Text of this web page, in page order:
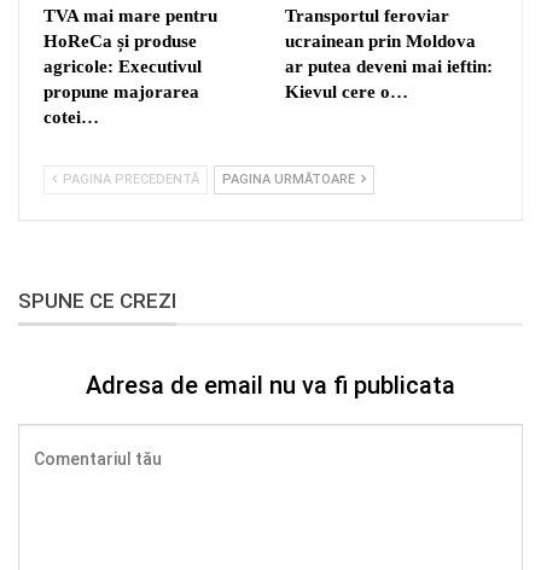
TVA mai mare pentru
HoReCa și produse
agricole: Executivul
propune majorarea
cotei…
Transportul feroviar
ucrainean prin Moldova
ar putea deveni mai ieftin:
Kievul cere o…
PAGINA PRECEDENTĂ PAGINA URMĂTOARE
SPUNE CE CREZI
Adresa de email nu va fi publicata